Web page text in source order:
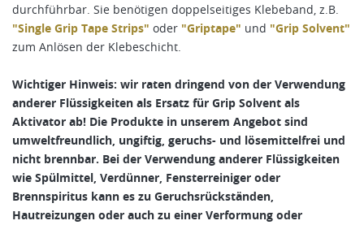
durchführbar. Sie benötigen doppelseitiges Klebeband, z.B.
"Single Grip Tape Strips" oder "Griptape" und "Grip Solvent"
zum Anlösen der Klebeschicht.
Wichtiger Hinweis: wir raten dringend von der Verwendung
anderer Flüssigkeiten als Ersatz für Grip Solvent als
Aktivator ab! Die Produkte in unserem Angebot sind
umweltfreundlich, ungiftig, geruchs- und lösemittelfrei und
nicht brennbar. Bei der Verwendung anderer Flüssigkeiten
wie Spülmittel, Verdünner, Fensterreiniger oder
Brennspiritus kann es zu Geruchsrückständen,
Hautreizungen oder auch zu einer Verformung oder